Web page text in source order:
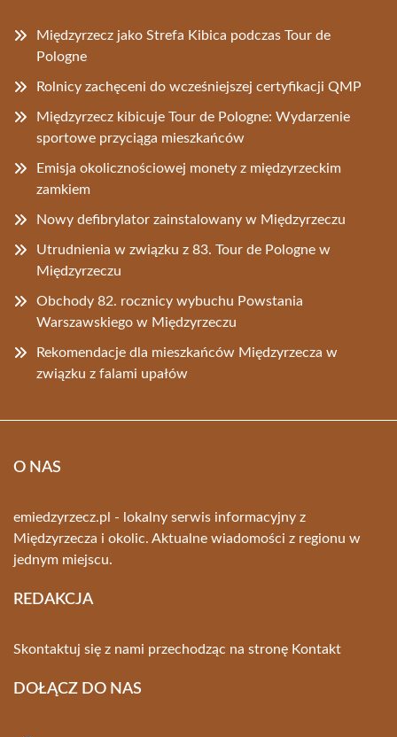
Międzyrzecz jako Strefa Kibica podczas Tour de
Pologne
Rolnicy zachęceni do wcześniejszej certyfikacji QMP
Międzyrzecz kibicuje Tour de Pologne: Wydarzenie
sportowe przyciąga mieszkańców
Emisja okolicznościowej monety z międzyrzeckim
zamkiem
Nowy defibrylator zainstalowany w Międzyrzeczu
Utrudnienia w związku z 83. Tour de Pologne w
Międzyrzeczu
Obchody 82. rocznicy wybuchu Powstania
Warszawskiego w Międzyrzeczu
Rekomendacje dla mieszkańców Międzyrzecza w
związku z falami upałów
O NAS
emiedzyrzecz.pl - lokalny serwis informacyjny z
Międzyrzecza i okolic. Aktualne wiadomości z regionu w
jednym miejscu.
REDAKCJA
Skontaktuj się z nami przechodząc na stronę Kontakt
DOŁĄCZ DO NAS